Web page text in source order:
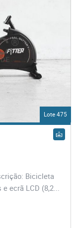
Lote 475
Bicicleta
ecrã LCD (8,2...